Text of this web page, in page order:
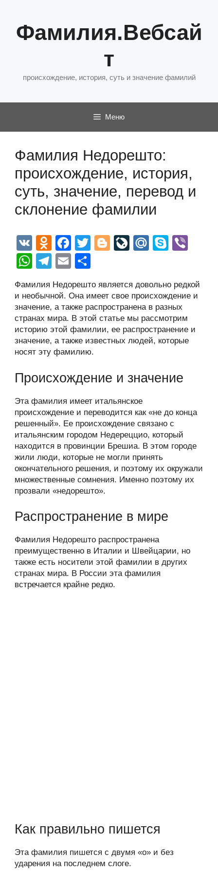
содержимому
Фамилия.Вебсай
т
происхождение, история, суть и значение фамилий
Меню
Фамилия Недорешто:
происхождение, история,
суть, значение, перевод и
склонение фамилии
V
K
O
d
n
o
kl
a
ss
ni
F
a
c
e
b
o
o
k
T
er
Bl
g
er
Li
J
o
ur
n
M
u
S
e
W
at
s
A
p
p
T
e
gr
a
m
E
ail р
а
в
и
ть
Фамилия Недорешто является довольно редкой
и необычной. Она имеет свое происхождение и
значение, а также распространена в разных
странах мира. В этой статье мы рассмотрим
историю этой фамилии, ее распространение и
значение, а также известных людей, которые
носят эту фамилию.
Происхождение и значение
Эта фамилия имеет итальянское
происхождение и переводится как «не до конца
решенный». Ее происхождение связано с
итальянским городом Недереццио, который
находится в провинции Брешиа. В этом городе
жили люди, которые не могли принять
окончательного решения, и поэтому их окружали
множественные сомнения. Именно поэтому их
прозвали «недорешто».
Распространение в мире
Фамилия Недорешто распространена
преимущественно в Италии и Швейцарии, но
также есть носители этой фамилии в других
странах мира. В России эта фамилия
встречается крайне редко.
Как правильно пишется
Эта фамилия пишется с двумя «о» и без
ударения на последнем слоге.